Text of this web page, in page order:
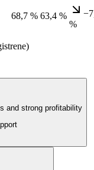
68,7 % 63,4 %
%
and strong profitability